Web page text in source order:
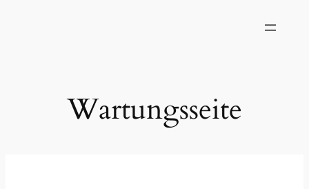
Wartungsseite